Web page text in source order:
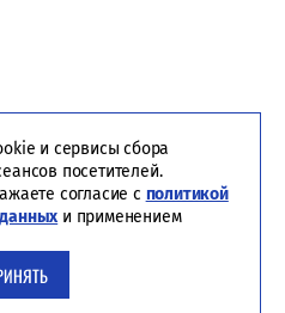
и сервисы сбора
посетителей.
согласие с политикой
и применением